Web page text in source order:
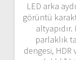
LED arka
görüntü
parlaklık
dengesi, HDR